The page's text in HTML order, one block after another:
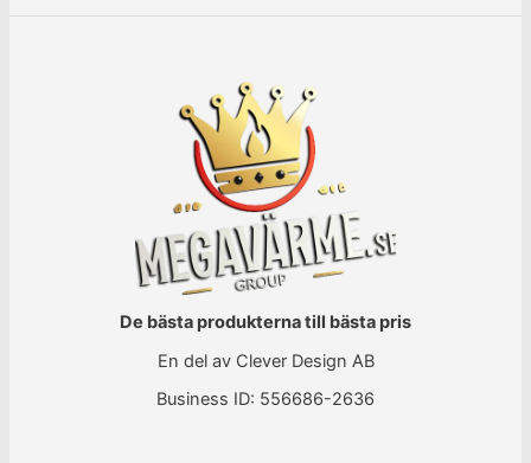
De bästa produkterna till bästa pris
En del av Clever Design AB
Business ID: 556686-2636